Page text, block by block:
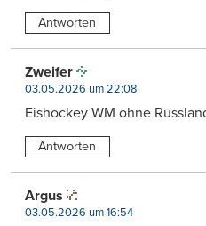
Antworten
Zweifer
03.05.2026 um 22:08
Eishockey WM ohne
Antworten
Argus
03.05.2026 um 16:54